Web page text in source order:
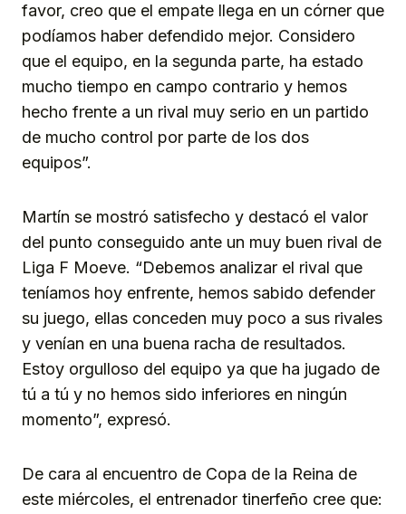
favor, creo que el empate llega en un córner que
podíamos haber defendido mejor. Considero
que el equipo, en la segunda parte, ha estado
mucho tiempo en campo contrario y hemos
hecho frente a un rival muy serio en un partido
de mucho control por parte de los dos
equipos”.
Martín se mostró satisfecho y destacó el valor
del punto conseguido ante un muy buen rival de
Liga F Moeve. “Debemos analizar el rival que
teníamos hoy enfrente, hemos sabido defender
su juego, ellas conceden muy poco a sus rivales
y venían en una buena racha de resultados.
Estoy orgulloso del equipo ya que ha jugado de
tú a tú y no hemos sido inferiores en ningún
momento”, expresó.
De cara al encuentro de Copa de la Reina de
este miércoles, el entrenador tinerfeño cree que: